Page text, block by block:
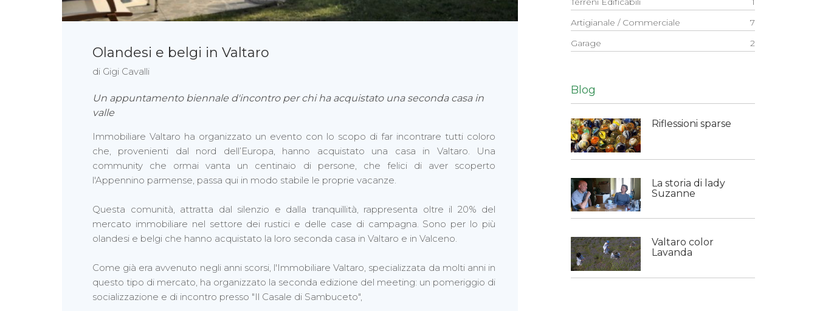
Olandesi e belgi in Valtaro
di Gigi Cavalli
Un appuntamento biennale d'incontro per chi ha acquistato una seconda casa in
valle
Immobiliare Valtaro ha organizzato un evento con lo scopo di far incontrare tutti coloro
che, provenienti dal nord dell’Europa, hanno acquistato una casa in Valtaro. Una
community che ormai vanta un centinaio di persone, che felici di aver scoperto
l'Appennino parmense, passa qui in modo stabile le proprie vacanze.
Questa comunità, attratta dal silenzio e dalla tranquillità, rappresenta oltre il 20% del
mercato immobiliare nel settore dei rustici e delle case di campagna. Sono per lo più
olandesi e belgi che hanno acquistato la loro seconda casa in Valtaro e in Valceno.
Come già era avvenuto negli anni scorsi, l'Immobiliare Valtaro, specializzata da molti anni in
questo tipo di mercato, ha organizzato la seconda edizione del meeting: un pomeriggio di
socializzazione e di incontro presso "Il Casale di Sambuceto",
Artigianale / Commerciale
7
Garage
2
Blog
Riflessioni sparse
La storia di lady
Suzanne
Valtaro color
Lavanda